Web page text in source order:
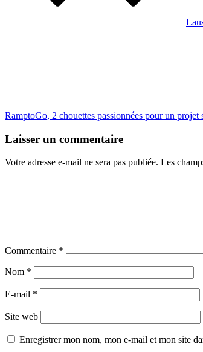
RamptoGo, 2 chouettes passionnées pour un projet
Laisser un commentaire
Votre adresse e-mail ne sera pas publiée. Les
Commentaire *
Nom *
E-mail *
Site web
Enregistrer mon nom, mon e-mail et mon site